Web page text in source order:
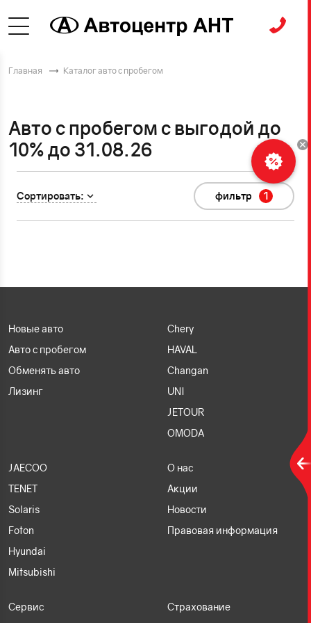
Главная Каталог авто с пробегом
Авто с пробегом с выгодой до
10% до 31.08.26
Сортировать: фильтр 1
Новые авто
Авто с пробегом
Обменять авто
Лизинг
Chery
HAVAL
Changan
UNI
JETOUR
OMODA
JAECOO
TENET
Solaris
Foton
Hyundai
Mitsubishi
О нас
Акции
Новости
Правовая информация
Сервис
Страхование